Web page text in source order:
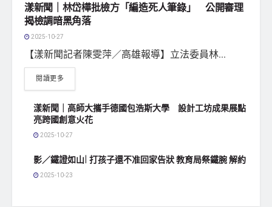
漾新聞｜林岱樺批檢方「編造死人筆錄」 公開審理
揭檢調暗黑角落
2025-10-27
【漾新聞記者陳雯萍／高雄報導】立法委員林...
閱讀更多
漾新聞｜高師大攜手德國包浩斯大學 設計工坊成果展點
亮跨國創意火花
2025-10-27
影／鐵證如山| 打孩子還不准回家告狀 教育局祭鐵腕 解約
2025-10-23